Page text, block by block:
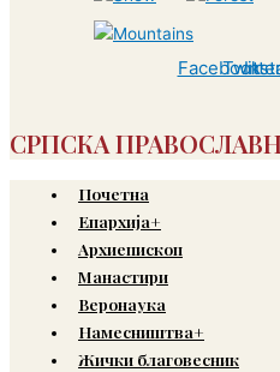
Facebook
СРПСКА
Почетна
Епархија+
Архиепископ
Манастири
Веронаука
Намесништва+
Жички благовесник